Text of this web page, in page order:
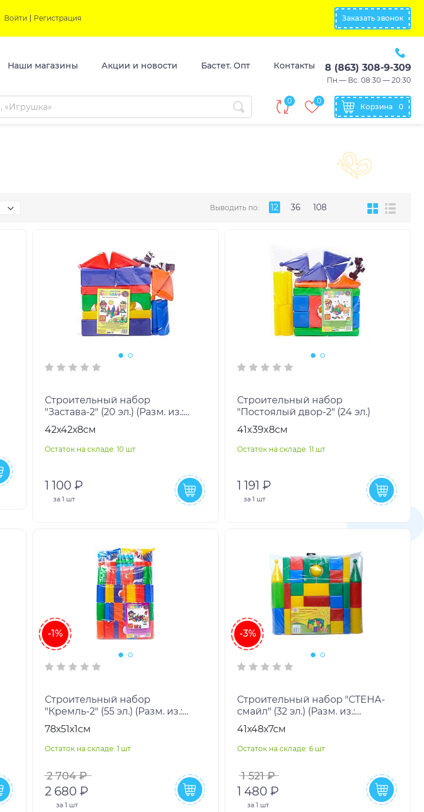
Войти Регистрация Заказать звонок
Наши магазины Акции и новости Бастет. Опт Контакты 8 (863) 308-9-309
Пн.— Вс. 08:30 — 20:30
0 0
Корзина 0
Выводить по: 12 36 108
Строительный набор
"Застава-2" (20 эл.) (Разм. из.:
Размеры деталей 8 см, Цвет:
мультиколор)
42х42х8см
Остаток на складе: 10 шт
1 100 ₽
за1 шт
Строительный набор
"Постоялый двор-2" (24 эл.)
41x39x8см
Остаток на складе: 11 шт
1 191 ₽
за 1 шт
-1%
Строительный набор
"Кремль-2" (55 эл.) (Разм. из.:
Размеры деталей 8 см, Цвет:
мультиколор)
78х51х1см
Остаток на складе: 1 шт
2 704 ₽
2 680 ₽
за 1 шт
-3%
Строительный набор "СТЕНА-
смайл" (32 эл.) (Разм. из.:
Размеры деталей кратны 7 см,
Цвет: мультиколор
41х48х7см
Остаток на складе: 6 шт
1 521 ₽
1 480 ₽
за1 шт